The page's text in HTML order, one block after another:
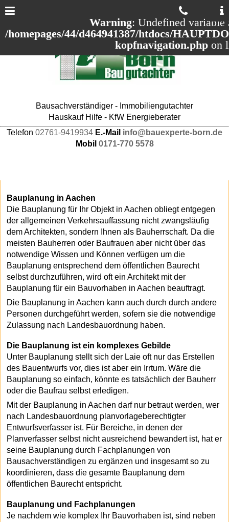
Warning: Undefined variable
/homepages/44/d464941387/htdocs/
kopfnavigation.php on
Bausachverständiger - Immobiliengutachter
Hauskauf Hilfe - KfW Energieberater
Telefon 02761-9419934 E.-Mail info@bauexperte-born.de
Mobil 0171-770 5578
Bauplanung in Aachen
Die Bauplanung für Ihr Objekt in Aachen obliegt entgegen
der allgemeinen Verkehrsauffassung nicht zwangsläufig
dem Architekten, sondern Ihnen als Bauherrschaft. Da die
meisten Bauherren oder Baufrauen aber nicht über das
notwendige Wissen und Können verfügen um die
Bauplanung entsprechend dem öffentlichen Baurecht
selbst durchzuführen, wird oft ein Architekt mit der
Bauplanung für ein Bauvorhaben in Aachen beauftragt.
Die Bauplanung in Aachen kann auch durch durch andere
Personen durchgeführt werden, sofern sie die notwendige
Zulassung nach Landesbauordnung haben.
Die Bauplanung ist ein komplexes Gebilde
Unter Bauplanung stellt sich der Laie oft nur das Erstellen
des Bauentwurfs vor, dies ist aber ein Irrtum. Wäre die
Bauplanung so einfach, könnte es tatsächlich der Bauherr
oder die Baufrau selbst erledigen.
Mit der Bauplanung in Aachen darf nur betraut werden, wer
nach Landesbauordnung planvorlageberechtigter
Entwurfsverfasser ist. Für Bereiche, in denen der
Planverfasser selbst nicht ausreichend bewandert ist, hat er
seine Bauplanung durch Fachplanungen von
Bausachverständigen zu ergänzen und insgesamt so zu
koordinieren, dass die gesamte Bauplanung dem
öffentlichen Baurecht entspricht.
Bauplanung und Fachplanungen
Je nachdem wie komplex Ihr Bauvorhaben ist, sind neben